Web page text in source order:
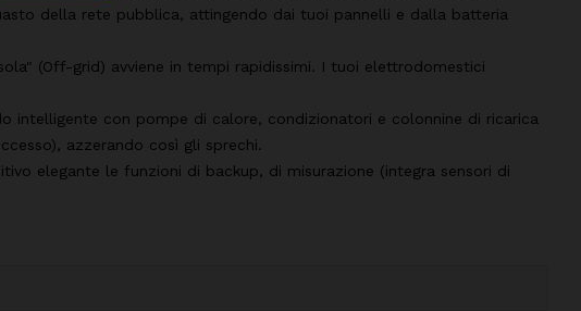
della rete pubblica, attingendo dai tuoi pannelli e dalla batteria
(Off-grid) avviene in tempi rapidissimi. I tuoi elettrodomestici
intelligente con pompe di calore, condizionatori e colonnine di ricarica
azzerando così gli sprechi.
elegante le funzioni di backup, di misurazione (integra sensori di